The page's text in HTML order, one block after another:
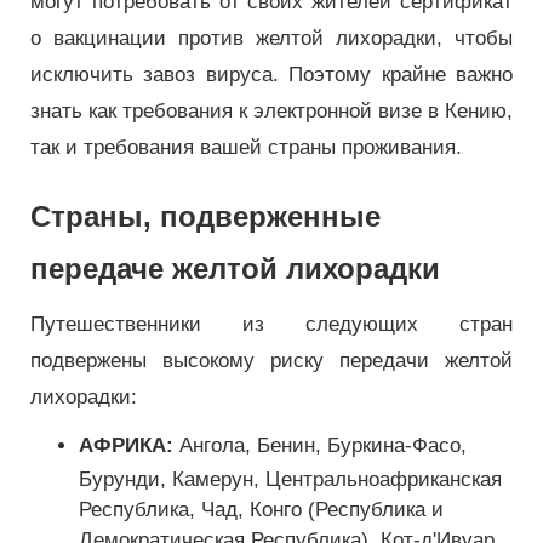
о вакцинации против желтой лихорадки, чтобы
исключить завоз вируса. Поэтому крайне важно
знать как требования к электронной визе в Кению,
так и требования вашей страны проживания.
Страны, подверженные
передаче желтой лихорадки
Путешественники из следующих стран
подвержены высокому риску передачи желтой
лихорадки:
АФРИКА: Ангола, Бенин, Буркина-Фасо,
Бурунди, Камерун, Центральноафриканская
Республика, Чад, Конго (Республика и